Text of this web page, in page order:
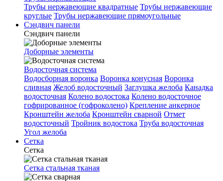
Трубы нержавеющие квадратные Трубы нержавеющие
круглые Трубы нержавеющие прямоугольные
Сэндвич панели
Сэндвич панели
Доборные элементы
Водосточная система
Водосборная воронка Воронка конусная Воронка
сливная Желоб водосточный Заглушка желоба Канадка
водосточная Колено водостока Колено водосточное
гофрированное (гофроколено) Крепление анкерное
Кронштейн желоба Кронштейн сварной Отмет
водосточный Тройник водостока Труба водосточная
Угол желоба
Сетка
Сетка
Сетка стальная тканая